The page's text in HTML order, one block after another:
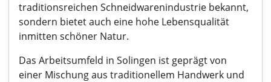
traditionsreichen Schneidwarenindustrie bekannt,
sondern bietet auch eine hohe Lebensqualität
inmitten schöner Natur.
Das Arbeitsumfeld in Solingen ist geprägt von
einer Mischung aus traditionellem Handwerk und